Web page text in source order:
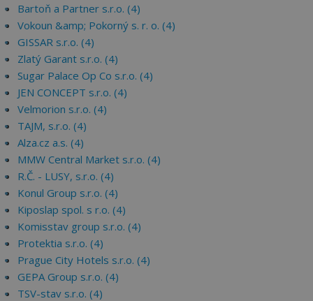
Bartoň a Partner s.r.o. (4)
Vokoun &amp; Pokorný s. r. o. (4)
GISSAR s.r.o. (4)
Zlatý Garant s.r.o. (4)
Sugar Palace Op Co s.r.o. (4)
JEN CONCEPT s.r.o. (4)
Velmorion s.r.o. (4)
TAJM, s.r.o. (4)
Alza.cz a.s. (4)
MMW Central Market s.r.o. (4)
R.Č. - LUSY, s.r.o. (4)
Konul Group s.r.o. (4)
Kiposlap spol. s r.o. (4)
Komisstav group s.r.o. (4)
Protektia s.r.o. (4)
Prague City Hotels s.r.o. (4)
GEPA Group s.r.o. (4)
TSV-stav s.r.o. (4)